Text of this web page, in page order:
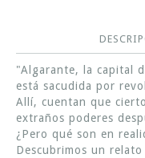
"Algarante, la capital
está sacudida por
Allí, cuentan que
extraños poderes
¿Pero qué son en
Descubrimos un